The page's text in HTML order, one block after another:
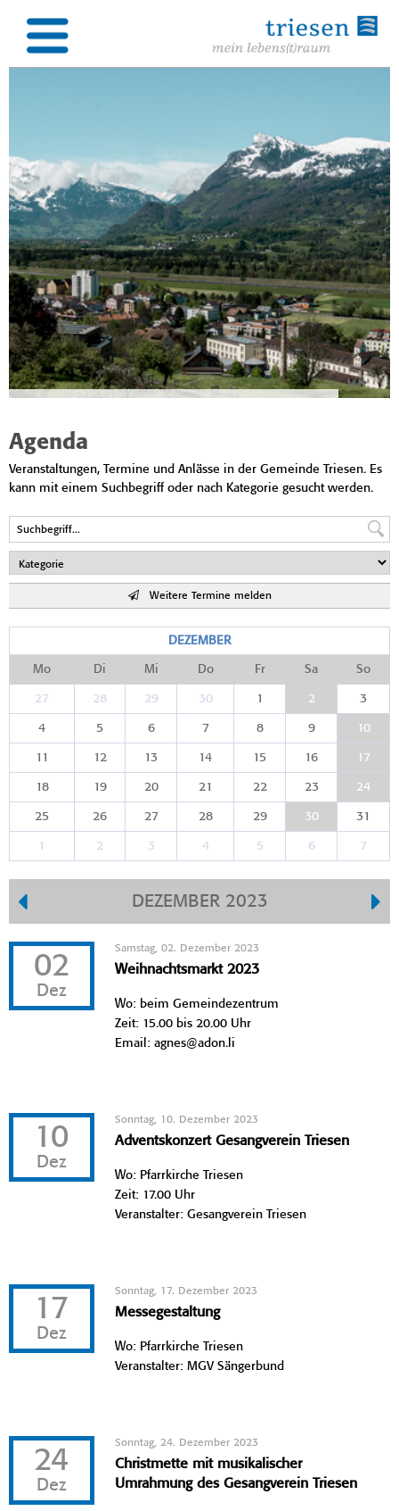
Agenda
Veranstaltungen, Termine und Anlässe in der Gemeinde Triesen. Es
kann mit einem Suchbegriff oder nach Kategorie gesucht werden.
Weitere Termine melden
DEZEMBER
Mo Di Mi Do Fr Sa So
27 28 29 30 1 2 3
4 5 6 7 8 9 10
11 12 13 14 15 16 17
18 19 20 21 22 23 24
25 26 27 28 29 30 31
1 2 3 4 5 6 7
DEZEMBER 2023
02
Dez
Samstag, 02. Dezember 2023
Weihnachtsmarkt 2023
Wo: beim Gemeindezentrum
Zeit: 15.00 bis 20.00 Uhr
Email: agnes@adon.li
10
Dez
Sonntag, 10. Dezember 2023
Adventskonzert Gesangverein Triesen
Wo: Pfarrkirche Triesen
Zeit: 17.00 Uhr
Veranstalter: Gesangverein Triesen
17
Dez
Sonntag, 17. Dezember 2023
Messegestaltung
Wo: Pfarrkirche Triesen
Veranstalter: MGV Sängerbund
24
Dez
Sonntag, 24. Dezember 2023
Christmette mit musikalischer
Umrahmung des Gesangverein Triesen